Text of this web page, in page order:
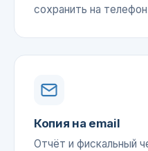
сохранить на
Копия на email
Отчёт и фискальный